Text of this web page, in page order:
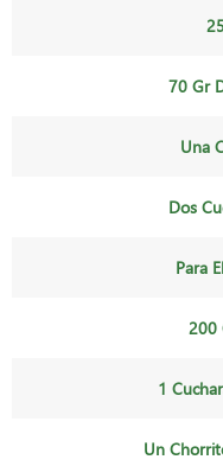
70 Gr
Una
Dos
Para
200
1
Un